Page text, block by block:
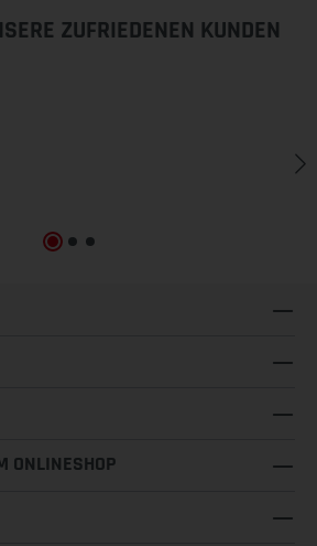
ZUFRIEDENEN KUNDEN
ONLINESHOP